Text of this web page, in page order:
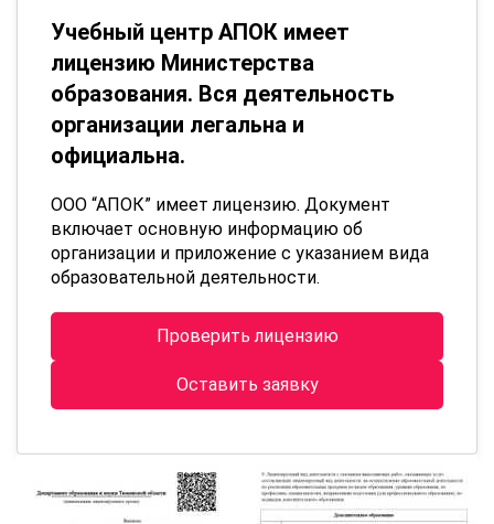
Учебный центр АПОК имеет
лицензию Министерства
образования. Вся деятельность
организации легальна и
официальна.
ООО “АПОК” имеет лицензию. Документ
включает основную информацию об
организации и приложение с указанием вида
образовательной деятельности.
Проверить лицензию
Оставить заявку